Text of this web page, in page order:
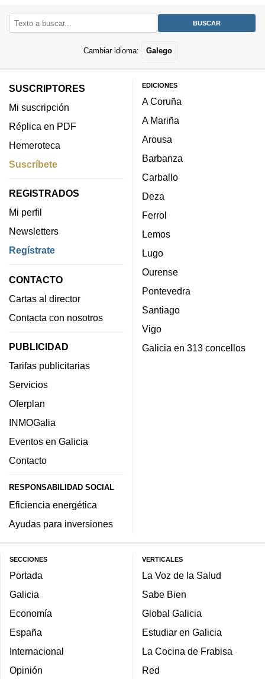
Cambiar idioma: Galego
SUSCRIPTORES
Mi suscripción
Réplica en PDF
Hemeroteca
Suscríbete
REGISTRADOS
Mi perfil
Newsletters
Regístrate
CONTACTO
Cartas al director
Contacta con nosotros
PUBLICIDAD
Tarifas publicitarias
Servicios
Oferplan
INMOGalia
Eventos en Galicia
Contacto
RESPONSABILIDAD SOCIAL
Eficiencia energética
Ayudas para inversiones
EDICIONES
A Coruña
A Mariña
Arousa
Barbanza
Carballo
Deza
Ferrol
Lemos
Lugo
Ourense
Pontevedra
Santiago
Vigo
Galicia en 313 concellos
SECCIONES
Portada
Galicia
Economía
España
Internacional
Opinión
VERTICALES
La Voz de la Salud
Sabe Bien
Global Galicia
Estudiar en Galicia
La Cocina de Frabisa
Red